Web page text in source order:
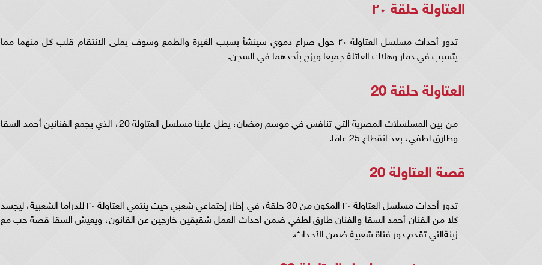
العتاولة حلقة ٢٠
تدور أحداث مسلسل العتاولة ٢٠ حول صراع دموي سينشأ بسبب الغيرة والطمع وسوف يملى الانتقام قلب كل منهما مما
يتسبب في دمار وهلاك العائلة جميعا ويزج بأحدهما في السجن.
العتاولة حلقة 20
من بين المسلسلات المصرية التي تنافس في موسم رمضان، يطل علينا مسلسل العتاولة 20، الذي يجمع الفنانين أحمد السقا
وطارق لطفي، بعد انقطاع 25 عامًا.
قصة العتاولة 20
تدور أحداث مسلسل العتاولة ٢٠ المكون من 30 حلقة، في إطار إجتماعي شعبي حيث ينتمي العتاولة ٢٠ للدراما الشعبية، ليجسد
كلا من الفنان أحمد السقا والفنان طارق لطفي ضمن احداث العمل شقيقين خارجين عن القانون، ويعيش السقا قصة حب مع
زينةالتي تقدم دور فتاة شعبية ضمن الأحداث.